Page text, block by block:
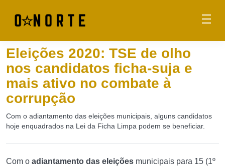
Eleições 2020: TSE de olho
nos candidatos ficha-suja e
mais ativo no combate à
corrupção
Com o adiantamento das eleições municipais, alguns candidatos
hoje enquadrados na Lei da Ficha Limpa podem se beneficiar.
Com o adiantamento das eleições municipais para 15 (1º